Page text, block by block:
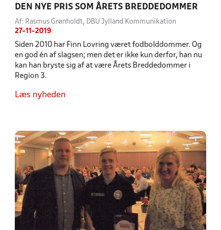
DEN NYE PRIS SOM ÅRETS BREDDEDOMMER
Af: Rasmus Grønholdt, DBU Jylland Kommunikation
27-11-2019
Siden 2010 har Finn Lovring været fodbolddommer. Og
en god én af slagsen; men det er ikke kun derfor, han nu
kan han bryste sig af at være Årets Breddedommer i
Region 3.
Læs nyheden